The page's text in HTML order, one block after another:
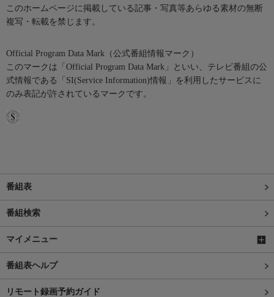
このホームページに掲載している記事・写真等あらゆる素材の無断
複写・転載を禁じます。
Official Program Data Mark（公式番組情報マーク）
このマークは「Official Program Data Mark」といい、テレビ番組の公
式情報である「SI(Service Information)情報」を利用したサービスに
のみ表記が許されているマークです。
番組表
番組検索
マイメニュー
番組表ヘルプ
リモート録画予約ガイド